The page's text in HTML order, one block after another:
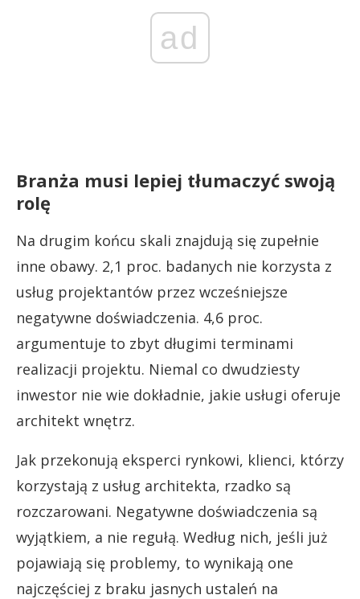
ad
Branża musi lepiej tłumaczyć swoją
rolę
Na drugim końcu skali znajdują się zupełnie
inne obawy. 2,1 proc. badanych nie korzysta z
usług projektantów przez wcześniejsze
negatywne doświadczenia. 4,6 proc.
argumentuje to zbyt długimi terminami
realizacji projektu. Niemal co dwudziesty
inwestor nie wie dokładnie, jakie usługi oferuje
architekt wnętrz.
Jak przekonują eksperci rynkowi, klienci, którzy
korzystają z usług architekta, rzadko są
rozczarowani. Negatywne doświadczenia są
wyjątkiem, a nie regułą. Według nich, jeśli już
pojawiają się problemy, to wynikają one
najczęściej z braku jasnych ustaleń na